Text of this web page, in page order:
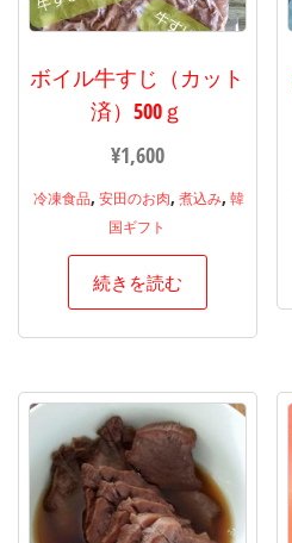
ボイル牛すじ（カット
済）500ｇ
¥1,600
冷凍食品, 安田のお肉, 煮込み, 韓
国ギフト
続きを読む